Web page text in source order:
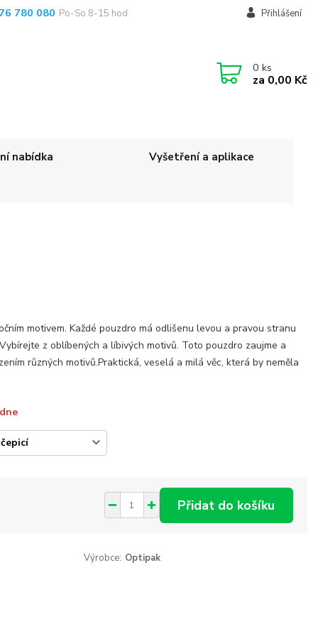
Přihlášení
780 080 Po-So 8-15 hod
0 ks
za 0,00 Kč
nabídka Vyšetření a aplikace
motivem. Každé pouzdro má odlišenu levou a pravou stranu
z oblíbených a líbivých motivů. Toto pouzdro zaujme a
různých motivů.Praktická, veselá a milá věc, která by neměla
Přidat do košíku
Výrobce: Optipak